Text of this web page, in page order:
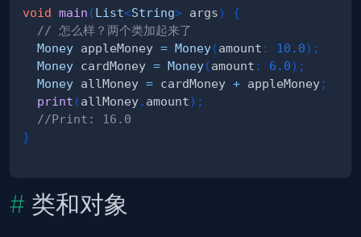
void main (List<String> args)
{
// 怎么样？两个类加起来了
Money appleMoney = Money(amount : 10.0) ;
Money cardMoney = Money(amount : 6.0) ;
Money allMoney = cardMoney + appleMoney;
print (allMoney. amount) ;
//Print: 16.0
}
类和对象